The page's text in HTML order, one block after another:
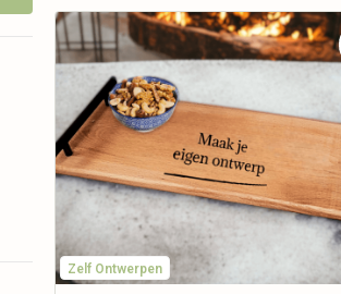
Zelf Ontwerpen